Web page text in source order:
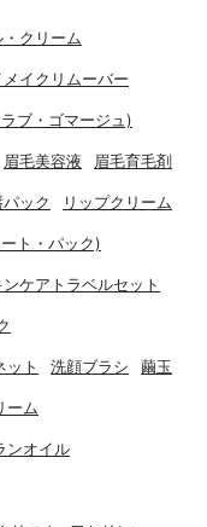
クリーム
メイクリムーバー
ブ・ゴマージュ)
眉毛美容液 眉毛育毛剤
パック リップクリーム
ト・パック)
ンケアトラベルセット
ット 洗顔ブラシ 繭玉
ーム
ンオイル